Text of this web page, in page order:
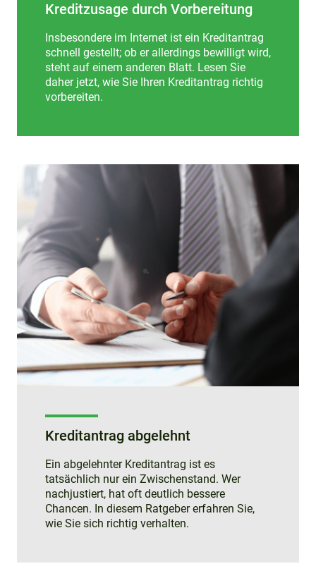
Kreditzusage durch Vorbereitung
Insbesondere im Internet ist ein Kreditantrag
schnell gestellt; ob er allerdings bewilligt wird,
steht auf einem anderen Blatt. Lesen Sie
daher jetzt, wie Sie Ihren Kreditantrag richtig
vorbereiten.
Kreditantrag abgelehnt
Ein abgelehnter Kreditantrag ist es
tatsächlich nur ein Zwischenstand. Wer
nachjustiert, hat oft deutlich bessere
Chancen. In diesem Ratgeber erfahren Sie,
wie Sie sich richtig verhalten.